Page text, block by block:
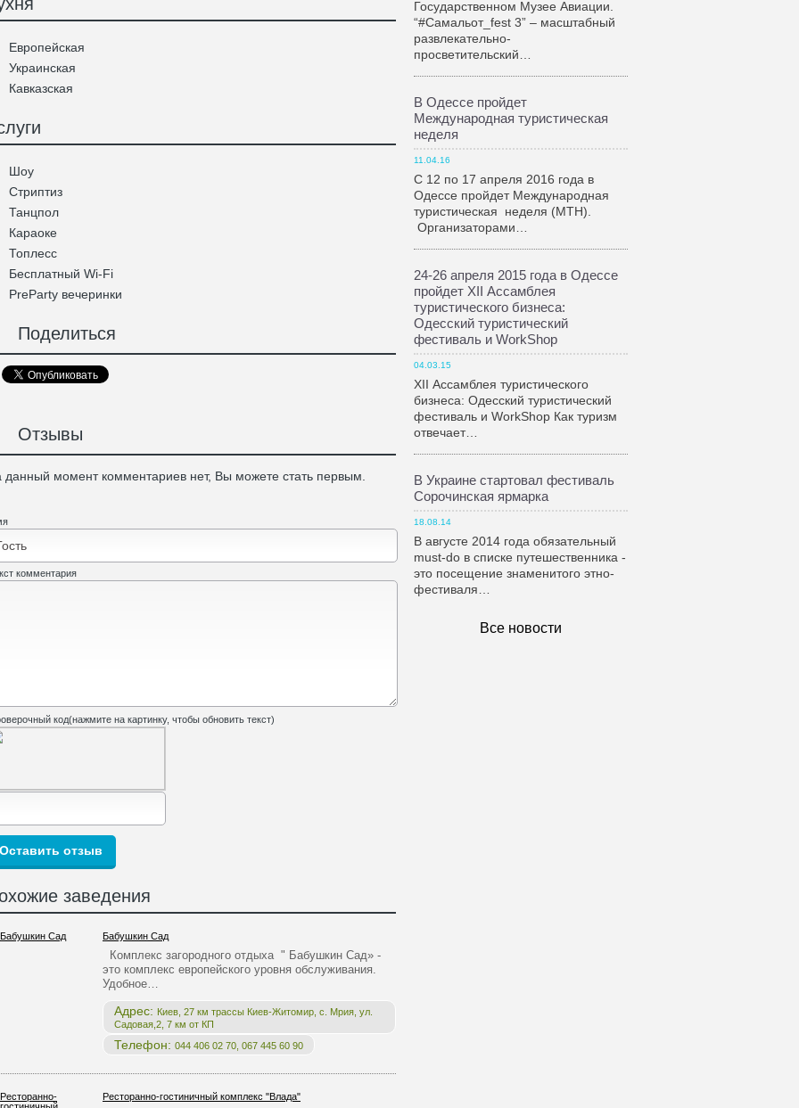
Европейская
Украинская
Кавказская
Шоу
Стриптиз
Танцпол
Караоке
Топлесс
Бесплатный Wi-Fi
PreParty вечеринки
Поделиться
Отзывы
данный момент комментариев нет, Вы можете стать первым.
комментария
код(нажмите на картинку, чтобы обновить текст)
заведения
Бабушкин Сад
Комплекс загородного отдыха " Бабушкин Сад» -
это комплекс европейского уровня обслуживания.
Удобное…
Адрес: Киев, 27 км трассы Киев-Житомир, с. Мрия, ул.
Садовая,2, 7 км от КП
Телефон: 044 406 02 70, 067 445 60 90
Ресторанно-гостиничный комплекс "Влада"
Государственном Музее Авиации.
“#Самальот_fest 3” – масштабный
развлекательно-
просветительский…
В Одессе пройдет
Международная туристическая
неделя
11.04.16
С 12 по 17 апреля 2016 года в
Одессе пройдет Международная
туристическая неделя (МТН).
Организаторами…
24-26 апреля 2015 года в Одессе
пройдет XII Ассамблея
туристического бизнеса:
Одесский туристический
фестиваль и WorkShop
04.03.15
XII Ассамблея туристического
бизнеса: Одесский туристический
фестиваль и WorkShop Как туризм
отвечает…
В Украине стартовал фестиваль
Сорочинская ярмарка
18.08.14
В августе 2014 года обязательный
must-do в списке путешественника -
это посещение знаменитого этно-
фестиваля…
Все новости